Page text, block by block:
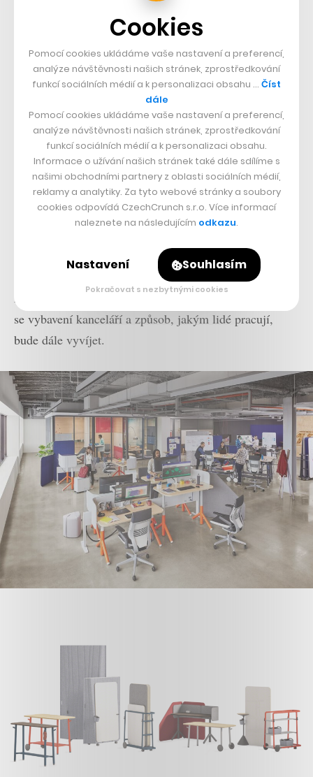
rozložit a přesunout, nebo pojízdné vozíky sloužící pro
odložení kancelářských doplňků. Nejedná se
samozřejmě o jediné řešení na trhu, ostatně i samotná
firma Steelcase už podobné produkty nějaký čas nabízí.
Právě až představení kompletní modulární kolekce ale
potvrzuje, že nás v kancelářském designu a pracovním
prostředí obecně s velkou pravděpodobností čekají v
následujících letech zajímavé změny.
Potvrzují to ostatně i kroky dalšího známého
amerického výrobce Herman Miller, který je na trhu s
V rámci své platformy Live OSnabízí sadu nástrojů i
pro efektivnější a ergonomičtější práci z
kanceláře i domova a bude zajímavé sledovat, kam dál
se vybavení kanceláří a způsob, jakým lidé pracují,
bude dále vyvíjet.
Cookies
Pomocí cookies ukládáme vaše nastavení a preferencí,
analýze návštěvnosti našich stránek, zprostředkování
funkcí sociálních médií a k personalizaci obsahu … Číst
dále
Pomocí cookies ukládáme vaše nastavení a preferencí,
analýze návštěvnosti našich stránek, zprostředkování
funkcí sociálních médií a k personalizaci obsahu.
Informace o užívání našich stránek také dále sdílíme s
našimi obchodními partnery z oblasti sociálních médií,
reklamy a analytiky. Za tyto webové stránky a soubory
cookies odpovídá CzechCrunch s.r.o. Více informací
naleznete na následujícím odkazu.
Nastavení Souhlasím
Pokračovat s nezbytnými cookies